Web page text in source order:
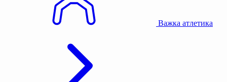
Важка атлетика